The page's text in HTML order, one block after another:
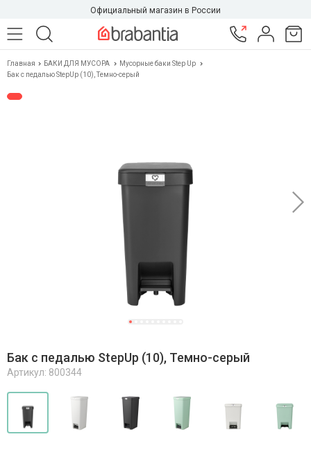
Официальный магазин в России
Главная БАКИ ДЛЯ МУСОРА
Мусорные баки Step Up
Бак с педалью StepUp (10), Темно-серый
Бак с педалью StepUp (10), Темно-серый
Артикул: 800344